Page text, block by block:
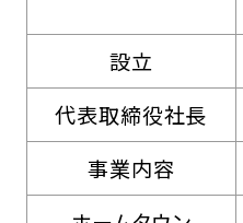
設立
代表取締役社長
事業内容